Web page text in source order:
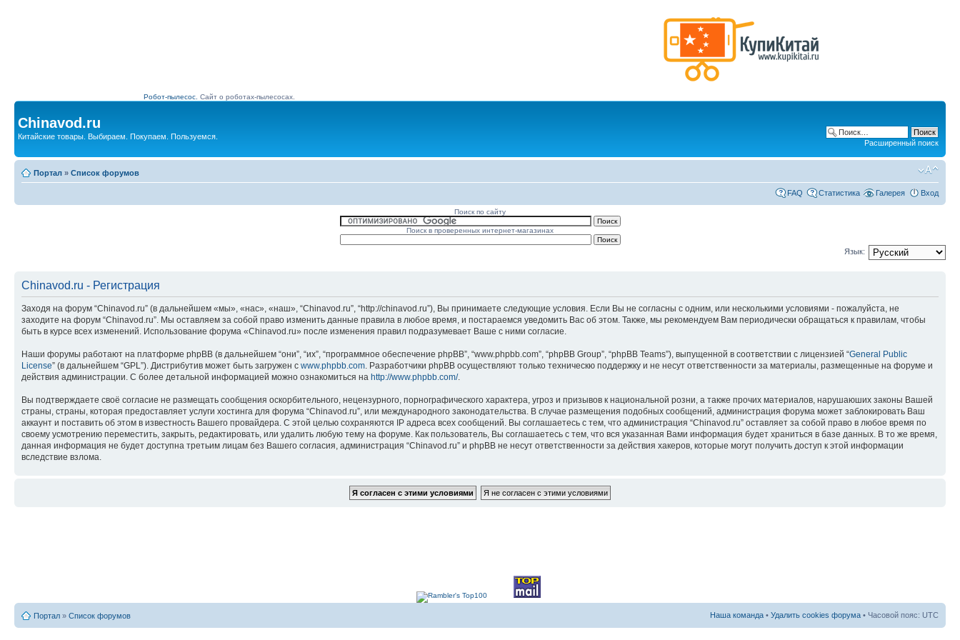
Робот-пылесос. Сайт о роботах-пылесосах.
Chinavod.ru
Китайские товары. Выбираем. Покупаем. Пользуемся.
Расширенный поиск
Портал » Список форумов
FAQ Статистика Галерея Вход
Поиск по сайту
Поиск в проверенных интернет-магазинах
Язык:
Chinavod.ru - Регистрация
Заходя на форум “Chinavod.ru” (в дальнейшем «мы», «нас», «наш», “Chinavod.ru”, “http://chinavod.ru”), Вы принимаете следующие условия. Если Вы не согласны с одним, или несколькими условиями - пожалуйста, не
заходите на форум “Chinavod.ru”. Мы оставляем за собой право изменить данные правила в любое время, и постараемся уведомить Вас об этом. Также, мы рекомендуем Вам периодически обращаться к правилам, чтобы
быть в курсе всех изменений. Использование форума «Chinavod.ru» после изменения правил подразумевает Ваше с ними согласие.
Наши форумы работают на платформе phpBB (в дальнейшем “они”, “их”, “программное обеспечение phpBB”, “www.phpbb.com”, “phpBB Group”, “phpBB Teams”), выпущенной в соответствии с лицензией “General Public
License” (в дальнейшем “GPL”). Дистрибутив может быть загружен с www.phpbb.com. Разработчики phpBB осуществляют только техническю поддержку и не несут ответственности за материалы, размещенные на форуме и
действия администрации. С более детальной информацией можно ознакомиться на http://www.phpbb.com/.
Вы подтверждаете своё согласие не размещать сообщения оскорбительного, нецензурного, порнографического характера, угроз и призывов к национальной розни, а также прочих материалов, нарушаюших законы Вашей
страны, страны, которая предоставляет услуги хостинга для форума “Chinavod.ru”, или международного законодательства. В случае размещения подобных сообщений, администрация форума может заблокировать Ваш
аккаунт и поставить об этом в известность Вашего провайдера. С этой целью сохраняются IP адреса всех сообщений. Вы соглашаетесь с тем, что администрация “Chinavod.ru” оставляет за собой право в любое время по
своему усмотрению переместить, закрыть, редактировать, или удалить любую тему на форуме. Как пользователь, Вы соглашаетесь с тем, что вся указанная Вами информация будет храниться в базе данных. В то же время,
данная информация не будет доступна третьим лицам без Вашего согласия, администрация “Chinavod.ru” и phpBB не несут ответственности за действия хакеров, которые могут получить доступ к этой информации
вследствие взлома.
Портал » Список форумов Наша команда • Удалить cookies форума • Часовой пояс: UTC